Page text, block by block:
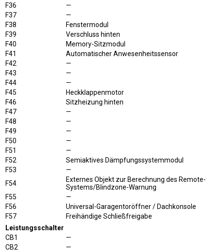
F36
—
F37
—
F38
Fenstermodul
F39
Verschluss hinten
F40
Memory-Sitzmodul
F41
Automatischer Anwesenheitssensor
F42
—
F43
—
F44
—
F45
Heckklappenmotor
F46
Sitzheizung hinten
F47
—
F48
—
F49
—
F50
—
F51
—
F52
Semiaktives Dämpfungssystemmodul
F53
—
F54
Externes Objekt zur Berechnung des Remote-
Systems/Blindzone-Warnung
F55
—
F56
Universal-Garagentoröffner / Dachkonsole
F57
Freihändige Schließfreigabe
Leistungsschalter
CB1
—
CB2
—